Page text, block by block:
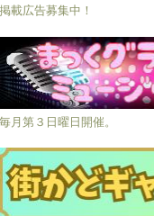
掲載広告募集中！
毎月第３日曜日開催。